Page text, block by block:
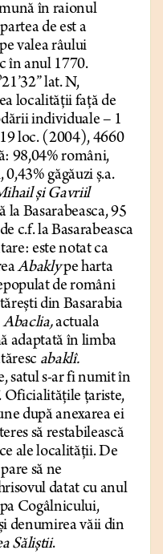
în raionul
de est a
valea râului
în anul 1770.
21’32” lat. N,
localității față de
individuale – 1
loc. (2004), 4660
98,04% români,
găgăuzi ș.a.
și Gavriil
Basarabeasca, 95
c.f. la Basarabeasca
este notat ca
Abaklype harta
de români
din Basarabia
Abaclia,actuala
adaptată în limba
abaklî.
satul s-ar fi numit în
Oficialitățile țariste,
după anexarea ei
să restabilească
ale localității. De
să ne
datat cu anul
Cogâlnicului,
denumirea văii din
Săliștii.